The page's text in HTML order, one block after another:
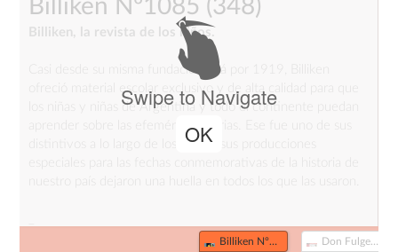
Billiken Nº1085 (348)
Billiken, la revista de los niños.
Casi desde su misma fundación, allá por 1919, Billiken
ofreció material escolar exclusivo y de alta calidad para que
los niñas y niñas de Argentina y todo el continente puedan
aprender sobre las efemérides patrias. Ese fue uno de sus
distintivos a lo largo de los años y sus producciones
Swipe to Navigate
OK
Billiken Nº1085 (348) Don Fulgencio Nº1 (415)